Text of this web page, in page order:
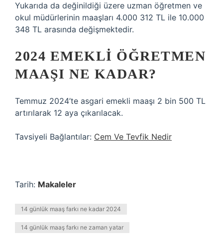
Yukarıda da değinildiği üzere uzman öğretmen ve
okul müdürlerinin maaşları 4.000 312 TL ile 10.000
348 TL arasında değişmektedir.
2024 EMEKLI ÖĞRETMEN
MAAŞI NE KADAR?
Temmuz 2024’te asgari emekli maaşı 2 bin 500 TL
artırılarak 12 aya çıkarılacak.
Tavsiyeli Bağlantılar: Cem Ve Tevfik Nedir
Tarih: Makaleler
14 günlük maaş farkı ne kadar 2024
14 günlük maaş farkı ne zaman yatar